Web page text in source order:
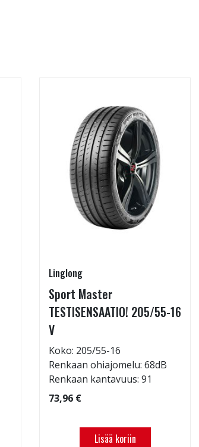
Linglong
Sport Master
TESTISENSAATIO! 205/55-16
V
Koko: 205/55-16
Renkaan ohiajomelu: 68dB
Renkaan kantavuus: 91
73,96 €
Lisää koriin